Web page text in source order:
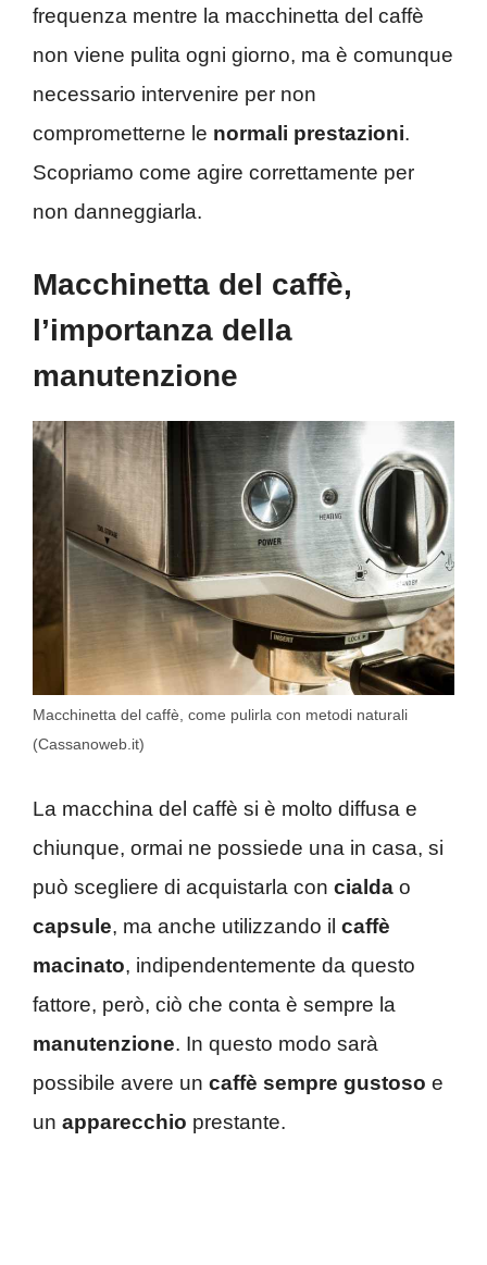
frequenza mentre la macchinetta del caffè
non viene pulita ogni giorno, ma è comunque
necessario intervenire per non
comprometterne le normali prestazioni.
Scopriamo come agire correttamente per
non danneggiarla.
Macchinetta del caffè,
l’importanza della
manutenzione
Macchinetta del caffè, come pulirla con metodi naturali
(Cassanoweb.it)
La macchina del caffè si è molto diffusa e
chiunque, ormai ne possiede una in casa, si
può scegliere di acquistarla con cialda o
capsule, ma anche utilizzando il caffè
macinato, indipendentemente da questo
fattore, però, ciò che conta è sempre la
manutenzione. In questo modo sarà
possibile avere un caffè sempre gustoso e
un apparecchio prestante.